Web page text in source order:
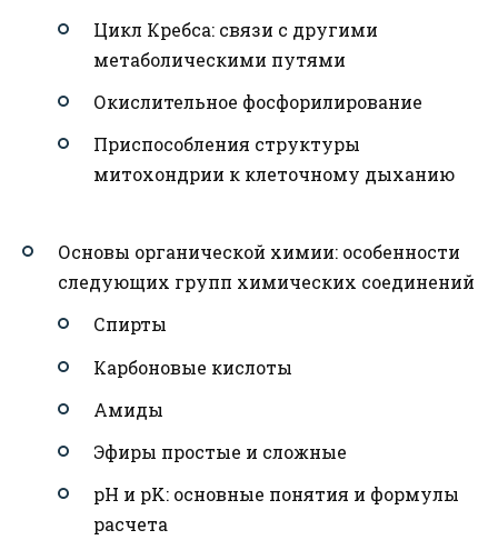
Цикл Кребса: связи с другими
метаболическими путями
Окислительное фосфорилирование
Приспособления структуры
митохондрии к клеточному дыханию
Основы органической химии: особенности
следующих групп химических соединений
Спирты
Карбоновые кислоты
Амиды
Эфиры простые и сложные
pH и pK: основные понятия и формулы
расчета